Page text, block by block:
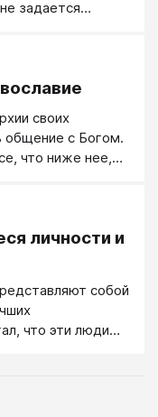
задается
своих
общение с Богом.
что ниже нее,
и
колбасы
имеющий
страны и своей
личности и
собой
что эти люди